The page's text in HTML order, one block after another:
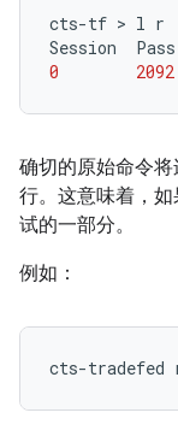
cts-tf > l r
Session
Pass
0
2092
确切的原始命令
行。这意味着，
试的一部分。
例如：
cts-tradefed